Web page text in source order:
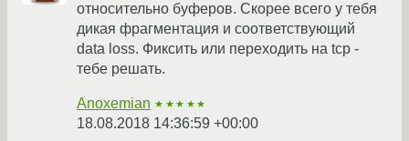
относительно буферов. Скорее всего у тебя
дикая фрагментация и соответствующий
data loss. Фиксить или переходить на tcp -
тебе решать.
Anoxemian ★★★★★
18.08.2018 14:36:59 +00:00